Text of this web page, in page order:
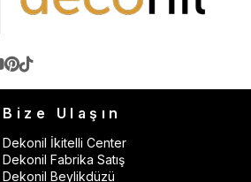
Bize Ulaşın
Dekonil İkitelli Center
Dekonil Fabrika Satış
Dekonil Beylikdüzü